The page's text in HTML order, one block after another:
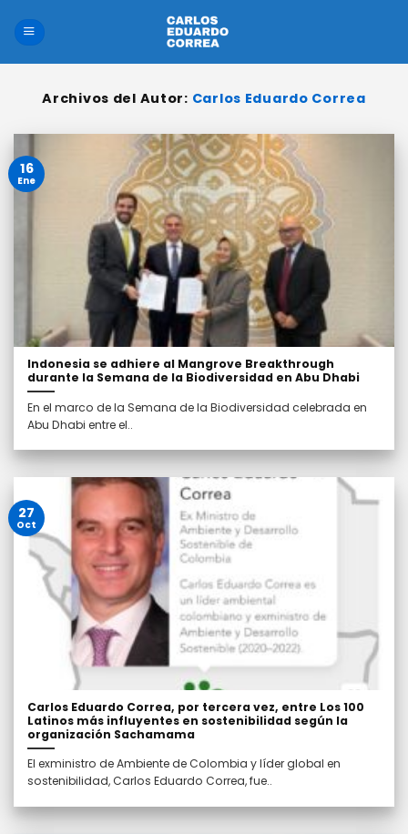
contenido
Archivos del Autor: Carlos Eduardo Correa
Indonesia se adhiere al Mangrove Breakthrough
durante la Semana de la Biodiversidad en Abu Dhabi
En el marco de la Semana de la Biodiversidad celebrada en
Abu Dhabi entre el..
16
Ene
Carlos Eduardo Correa, por tercera vez, entre Los 100
Latinos más influyentes en sostenibilidad según la
organización Sachamama
El exministro de Ambiente de Colombia y líder global en
sostenibilidad, Carlos Eduardo Correa, fue..
27
Oct